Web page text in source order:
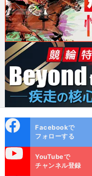
ok
Facebookで
フォローする
YouTubeで
チャンネル登録